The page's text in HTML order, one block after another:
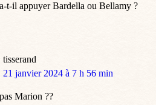
t-il appuyer Bardella ou Bellamy ?
tisserand
dit
21 janvier 2024 à 7 h 56 min
Marion ??